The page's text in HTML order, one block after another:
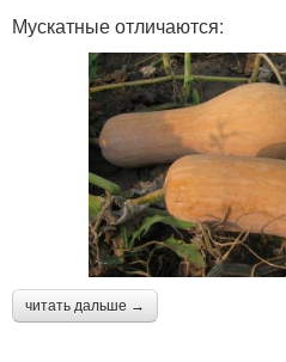
Мускатные отличаются:
читать дальше →